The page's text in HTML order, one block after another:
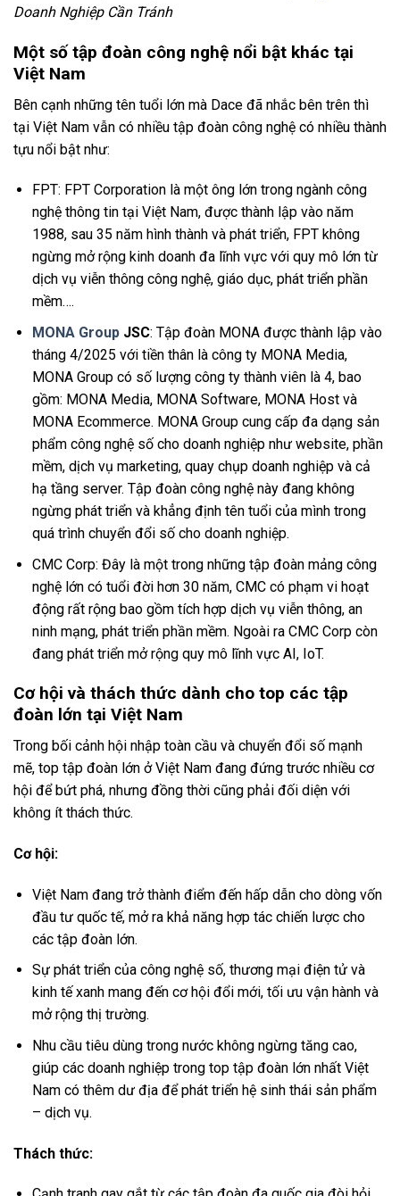
Doanh Nghiệp Cần Tránh
Một số tập đoàn công nghệ nổi bật khác tại
Việt Nam
Bên cạnh những tên tuổi lớn mà Dace đã nhắc bên trên thì
tại Việt Nam vẫn có nhiều tập đoàn công nghệ có nhiều thành
tựu nổi bật như:
FPT: FPT Corporation là một ông lớn trong ngành công
nghệ thông tin tại Việt Nam, được thành lập vào năm
1988, sau 35 năm hình thành và phát triển, FPT không
ngừng mở rộng kinh doanh đa lĩnh vực với quy mô lớn từ
dịch vụ viễn thông công nghệ, giáo dục, phát triển phần
mềm….
MONA GroupJSC: Tập đoàn MONA được thành lập vào
tháng 4/2025 với tiền thân là công ty MONA Media,
MONA Group có số lượng công ty thành viên là 4, bao
gồm: MONA Media, MONA Software, MONA Host và
MONA Ecommerce. MONA Group cung cấp đa dạng sản
phẩm công nghệ số cho doanh nghiệp như website, phần
mềm, dịch vụ marketing, quay chụp doanh nghiệp và cả
hạ tầng server. Tập đoàn công nghệ này đang không
ngừng phát triển và khẳng định tên tuổi của mình trong
quá trình chuyển đổi số cho doanh nghiệp.
CMC Corp: Đây là một trong những tập đoàn mảng công
nghệ lớn có tuổi đời hơn 30 năm, CMC có phạm vi hoạt
động rất rộng bao gồm tích hợp dịch vụ viễn thông, an
ninh mạng, phát triển phần mềm. Ngoài ra CMC Corp còn
đang phát triển mở rộng quy mô lĩnh vực AI, IoT.
Cơ hội và thách thức dành cho top các tập
đoàn lớn tại Việt Nam
Trong bối cảnh hội nhập toàn cầu và chuyển đổi số mạnh
mẽ, top tập đoàn lớn ở Việt Nam đang đứng trước nhiều cơ
hội để bứt phá, nhưng đồng thời cũng phải đối diện với
không ít thách thức.
Cơ hội:
Việt Nam đang trở thành điểm đến hấp dẫn cho dòng vốn
đầu tư quốc tế, mở ra khả năng hợp tác chiến lược cho
các tập đoàn lớn.
Sự phát triển của công nghệ số, thương mại điện tử và
kinh tế xanh mang đến cơ hội đổi mới, tối ưu vận hành và
mở rộng thị trường.
Nhu cầu tiêu dùng trong nước không ngừng tăng cao,
giúp các doanh nghiệp trong top tập đoàn lớn nhất Việt
Nam có thêm dư địa để phát triển hệ sinh thái sản phẩm
– dịch vụ.
Thách thức: